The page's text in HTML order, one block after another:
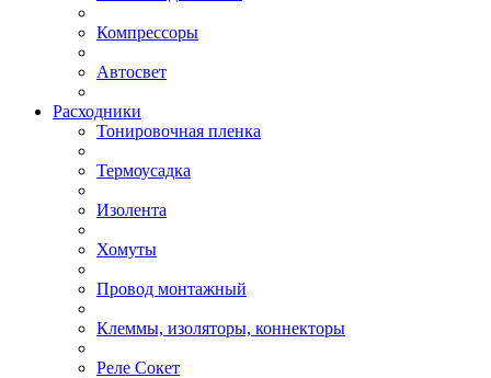
Компрессоры
Автосвет
Расходники
Тонировочная пленка
Термоусадка
Изолента
Хомуты
Провод монтажный
Клеммы, изоляторы, коннекторы
Реле Сокет